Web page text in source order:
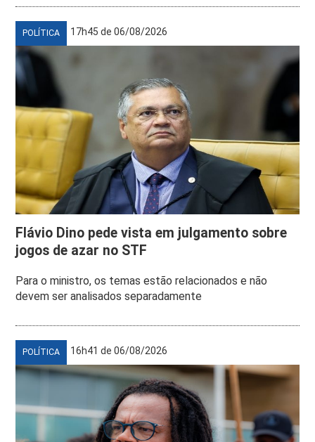
POLÍTICA 17h45 de 06/08/2026
Flávio Dino pede vista em julgamento sobre
jogos de azar no STF
Para o ministro, os temas estão relacionados e não
devem ser analisados separadamente
POLÍTICA 16h41 de 06/08/2026